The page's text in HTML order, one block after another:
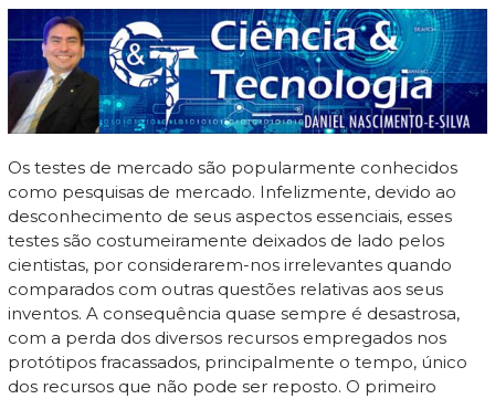
Os testes de mercado são popularmente conhecidos
como pesquisas de mercado. Infelizmente, devido ao
desconhecimento de seus aspectos essenciais, esses
testes são costumeiramente deixados de lado pelos
cientistas, por considerarem-nos irrelevantes quando
comparados com outras questões relativas aos seus
inventos. A consequência quase sempre é desastrosa,
com a perda dos diversos recursos empregados nos
protótipos fracassados, principalmente o tempo, único
dos recursos que não pode ser reposto. O primeiro